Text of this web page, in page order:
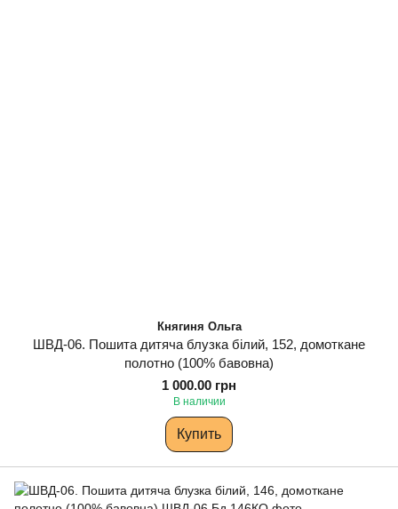
Княгиня Ольга
ШВД-06. Пошита дитяча блузка білий, 152, домоткане
полотно (100% бавовна)
1 000.00 грн
В наличии
Купить